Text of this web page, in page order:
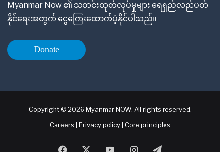
Myanmar Now ၏ သတင်းထုတ်လုပ်မှုများ ရေရှည်လည်ပတ်
နိုင်ရေးအတွက် ငွေကြေးထောက်ပံ့နိုင်ပါသည်။
Donate
Copyright © 2026 Myanmar NOW. All rights reserved.
Careers
Privacy policy Core principles
Facebook YouTubeInstagram